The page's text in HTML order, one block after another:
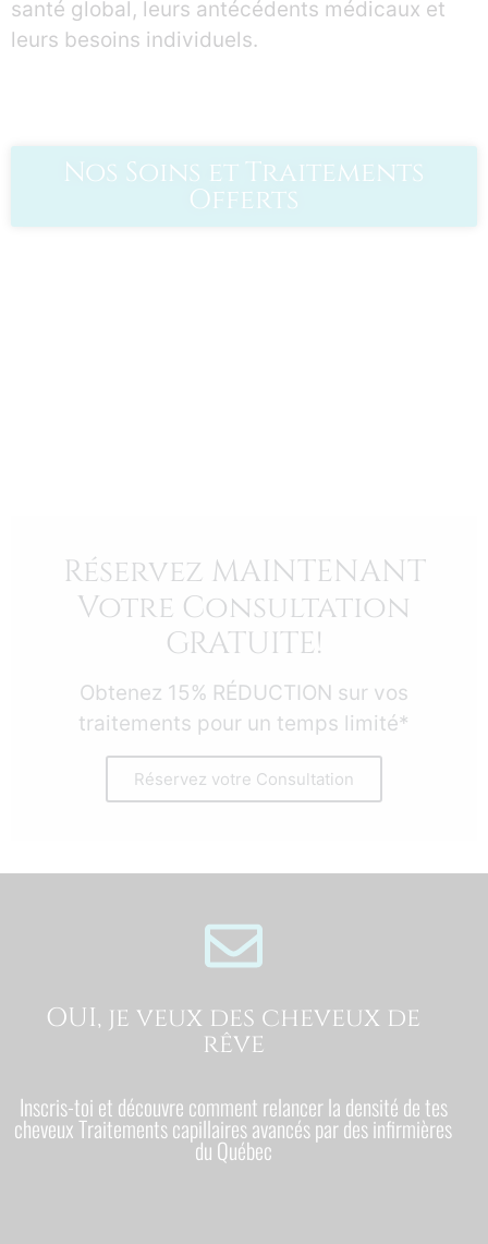
santé global, leurs antécédents médicaux et
leurs besoins individuels.
Nos Soins et Traitements
Offerts
Réservez MAINTENANT
Votre Consultation
GRATUITE!
Obtenez 15% RÉDUCTION sur vos
traitements pour un temps limité*
Réservez votre Consultation
OUI, je veux des cheveux de
rêve
Inscris-toi et découvre comment relancer la densité de tes
cheveux Traitements capillaires avancés par des infirmières
du Québec